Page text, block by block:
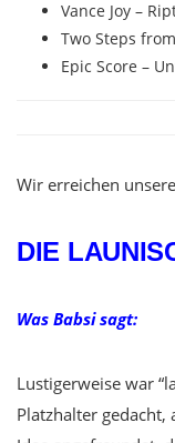
Vance Joy –
Two Steps
Epic Score –
Wir erreichen
DIE
Was Babsi sagt:
Lustigerweise war
Platzhalter